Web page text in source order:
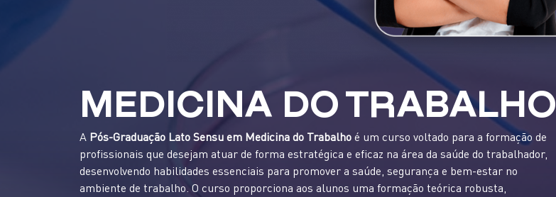
MEDICINA DO TRABALHO
A Pós-Graduação Lato Sensu em Medicina do Trabalho é um curso voltado para a formação de
profissionais que desejam atuar de forma estratégica e eficaz na área da saúde do trabalhador,
desenvolvendo habilidades essenciais para promover a saúde, segurança e bem-estar no
ambiente de trabalho. O curso proporciona aos alunos uma formação teórica robusta,